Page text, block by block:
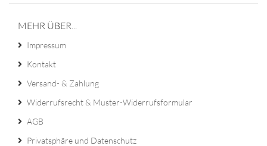
MEHR ÜBER...
Impressum
Kontakt
Versand- & Zahlung
Widerrufsrecht & Muster-Widerrufsformular
AGB
Privatsphäre und Datenschutz